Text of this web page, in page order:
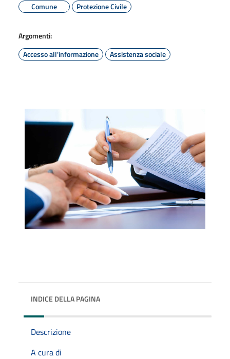
Comune
Protezione Civile
Argomenti:
Accesso all'informazione
Assistenza sociale
INDICE DELLA PAGINA
Descrizione
A cura di